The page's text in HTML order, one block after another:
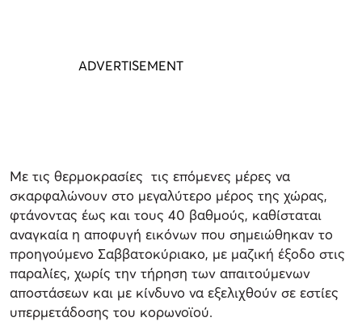
Με τις θερμοκρασίες τις επόμενες μέρες να
σκαρφαλώνουν στο μεγαλύτερο μέρος της χώρας,
φτάνοντας έως και τους 40 βαθμούς, καθίσταται
αναγκαία η αποφυγή εικόνων που σημειώθηκαν το
προηγούμενο Σαββατοκύριακο, με μαζική έξοδο στις
παραλίες, χωρίς την τήρηση των απαιτούμενων
αποστάσεων και με κίνδυνο να εξελιχθούν σε εστίες
υπερμετάδοσης του κορωνοϊού.